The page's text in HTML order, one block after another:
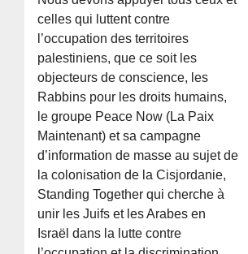
celles qui luttent contre
l’occupation des territoires
palestiniens, que ce soit les
objecteurs de conscience, les
Rabbins pour les droits humains,
le groupe Peace Now (La Paix
Maintenant) et sa campagne
d’information de masse au sujet de
la colonisation de la Cisjordanie,
Standing Together qui cherche à
unir les Juifs et les Arabes en
Israël dans la lutte contre